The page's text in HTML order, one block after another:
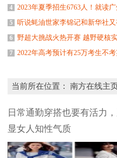
4 2023年夏季招生6763人！就读
5 听说蚝油世家李锦记和新华社又
6 野超大挑战火热开赛 越野硬核
7 2022年高考预计有25万考生不
当前所在位置： 南方在线主
日常通勤穿搭也要有活力
显女人知性气质